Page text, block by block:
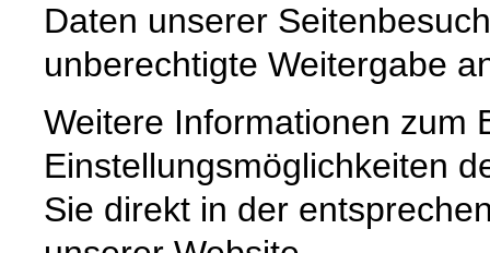
Daten unserer
unberechtigte Weitergabe
Weitere Informationen zum
Einstellungsmöglichkeiten
Sie direkt in der